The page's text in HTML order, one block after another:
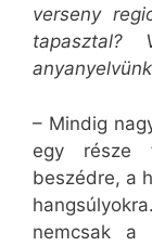
verseny
tapasztal?
– Mindig
egy része
beszédre, a
nemcsak a